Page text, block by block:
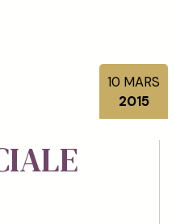
10 MARS
2015